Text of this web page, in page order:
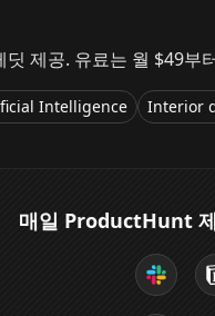
딧 제공. 유료는 월 $49부
Intelligence Interior
매일 ProductHunt